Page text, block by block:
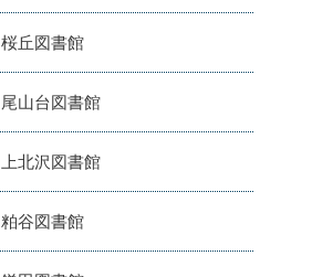
桜丘図書館
尾山台図書館
上北沢図書館
粕谷図書館